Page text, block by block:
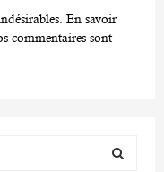
En savoir
commentaires sont